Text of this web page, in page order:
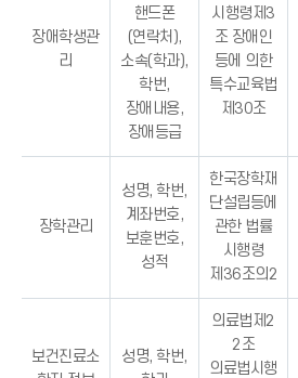
장애학생관
리
핸드폰
(연락처),
소속(학과),
학번,
장애내용,
장애등급
시행령제3
조 장애인
등에 의한
특수교육법
제30조
장학관리
성명, 학번,
계좌번호,
보훈번호,
성적
한국장학재
단설립등에
관한 법률
시행령
제36조의2
보건진료소
성명, 학번,
의료법제2
2조
의료법시행